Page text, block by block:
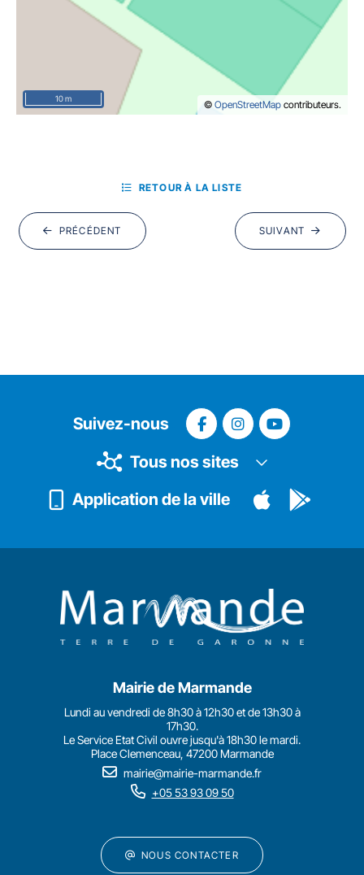
© OpenStreetMap contributeurs.
10 m
PRÉCÉDENT
RETOUR À LA LISTE
SUIVANT
Suivez-nous
Tous nos sites
Application de la ville
Mairie de Marmande
Lundi au vendredi de 8h30 à 12h30 et de 13h30 à
17h30.
Le Service Etat Civil ouvre jusqu'à 18h30 le mardi.
Place Clemenceau, 47200 Marmande
mairie@mairie-marmande.fr
+05 53 93 09 50
NOUS CONTACTER